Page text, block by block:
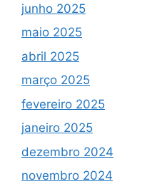
junho 2025
maio 2025
abril 2025
março 2025
fevereiro 2025
janeiro 2025
dezembro 2024
novembro 2024